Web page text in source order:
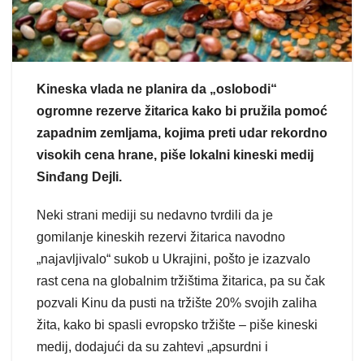
Kineska vlada ne planira da „oslobodi“
ogromne rezerve žitarica kako bi pružila pomoć
zapadnim zemljama, kojima preti udar rekordno
visokih cena hrane, piše lokalni kineski medij
Sinđang Dejli.
Neki strani mediji su nedavno tvrdili da je
gomilanje kineskih rezervi žitarica navodno
„najavljivalo“ sukob u Ukrajini, pošto je izazvalo
rast cena na globalnim tržištima žitarica, pa su čak
pozvali Kinu da pusti na tržište 20% svojih zaliha
žita, kako bi spasli evropsko tržište – piše kineski
medij, dodajući da su zahtevi „apsurdni i